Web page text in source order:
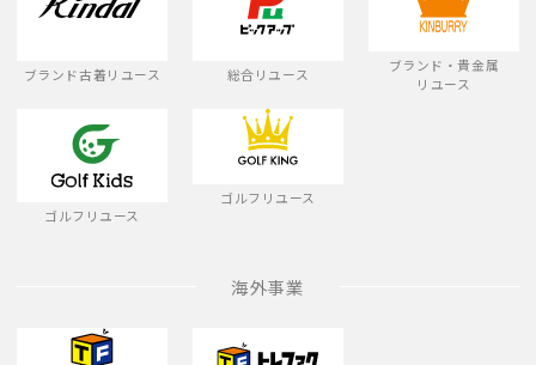
ブランド古着リユース 総合リユース
ブランド・貴金属
リユース
ゴルフリユース
ゴルフリユース
海外事業